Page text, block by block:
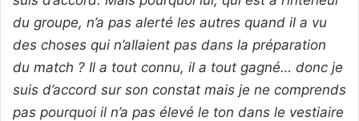
du groupe, n’a pas alerté les autres quand il a vu
des choses qui n’allaient pas dans la préparation
du match ? Il a tout connu, il a tout gagné… donc je
suis d’accord sur son constat mais je ne comprends
pas pourquoi il n’a pas élevé le ton dans le vestiaire